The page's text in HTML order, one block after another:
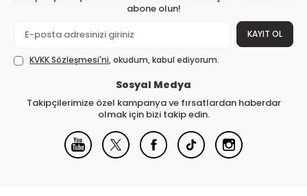
abone olun!
KAYIT OL
KVKK Sözleşmesi'ni, okudum, kabul ediyorum.
Sosyal Medya
Takipçilerimize özel kampanya ve fırsatlardan haberdar
olmak için bizi takip edin.